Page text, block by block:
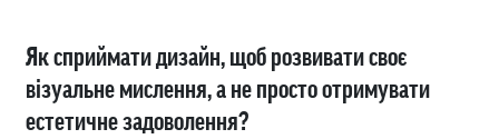
Як сприймати дизайн, щоб розвивати своє
візуальне мислення, а не просто отримувати
естетичне задоволення?